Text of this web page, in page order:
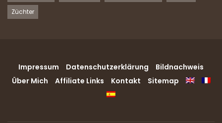
Züchter
Impressum Datenschutzerklärung
Bildnachweis
Über Mich
Affiliate Links Kontakt Sitemap